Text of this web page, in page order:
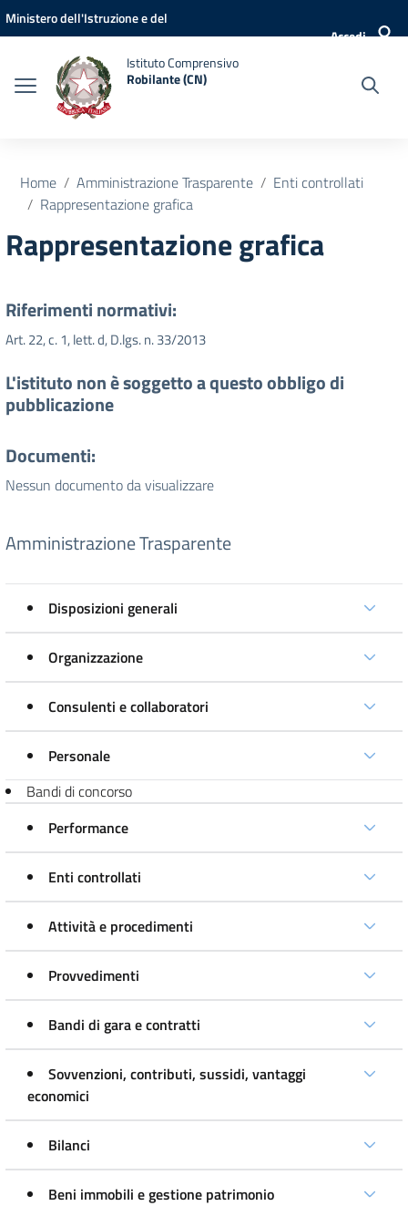
Vai ai contenuti
Vai al menu di navigazione
Vai al footer
Ministero dell'Istruzione e del
Accedi
Istituto Comprensivo
Robilante (CN)
Home Amministrazione Trasparente
Enti controllati
Rappresentazione grafica
Rappresentazione grafica
Riferimenti normativi:
Art. 22, c. 1, lett. d, D.lgs. n. 33/2013
L'istituto non è soggetto a questo obbligo di
pubblicazione
Documenti:
Nessun documento da visualizzare
Amministrazione Trasparente
Disposizioni generali
Organizzazione
Consulenti e collaboratori
Personale
Bandi di concorso
Performance
Enti controllati
Attività e procedimenti
Provvedimenti
Bandi di gara e contratti
Sovvenzioni, contributi, sussidi, vantaggi
economici
Bilanci
Beni immobili e gestione patrimonio